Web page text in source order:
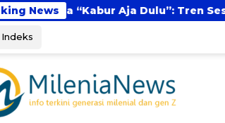
News
Sesaat atau Langkah Strategis
Indeks